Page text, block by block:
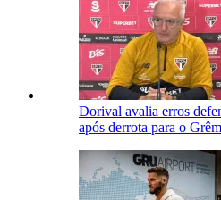
Dorival avalia erros
após derrota para o